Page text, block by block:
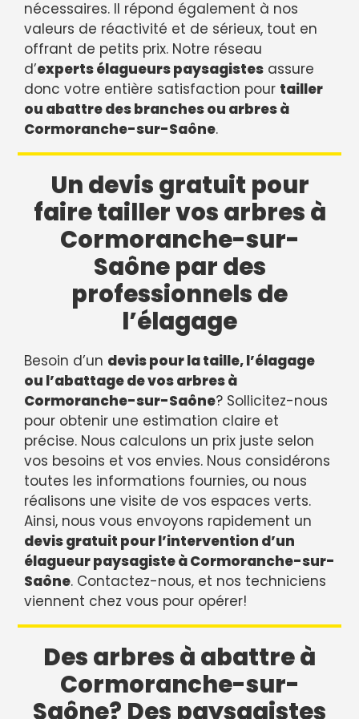
nécessaires. Il répond également à nos
valeurs de réactivité et de sérieux, tout en
offrant de petits prix. Notre réseau
d’experts élagueurs paysagistes assure
donc votre entière satisfaction pour tailler
ou abattre des branches ou arbres à
Cormoranche-sur-Saône.
Un devis gratuit pour
faire tailler vos arbres à
Cormoranche-sur-
Saône par des
professionnels de
l’élagage
Besoin d’un devis pour la taille, l’élagage
ou l’abattage de vos arbres à
Cormoranche-sur-Saône? Sollicitez-nous
pour obtenir une estimation claire et
précise. Nous calculons un prix juste selon
vos besoins et vos envies. Nous considérons
toutes les informations fournies, ou nous
réalisons une visite de vos espaces verts.
Ainsi, nous vous envoyons rapidement un
devis gratuit pour l’intervention d’un
élagueur paysagiste à Cormoranche-sur-
Saône. Contactez-nous, et nos techniciens
viennent chez vous pour opérer!
Des arbres à abattre à
Cormoranche-sur-
Saône? Des paysagistes